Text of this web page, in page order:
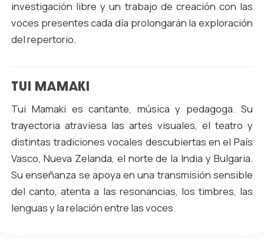
investigación libre y un trabajo de creación con las
voces presentes cada día prolongarán la exploración
del repertorio.
TUI MAMAKI
Tui Mamaki es cantante, música y pedagoga. Su
trayectoria atraviesa las artes visuales, el teatro y
distintas tradiciones vocales descubiertas en el País
Vasco, Nueva Zelanda, el norte de la India y Bulgaria.
Su enseñanza se apoya en una transmisión sensible
del canto, atenta a las resonancias, los timbres, las
lenguas y la relación entre las voces.